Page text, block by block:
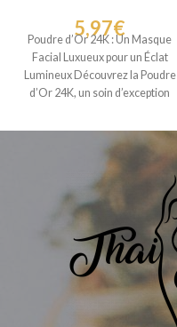
5,97€
Poudre d’Or 24K : Un Masque
Facial Luxueux pour un Éclat
Lumineux Découvrez la Poudre
d’Or 24K, un soin d’exception